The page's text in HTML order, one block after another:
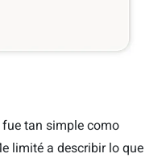
tan simple como
limité a describir lo que